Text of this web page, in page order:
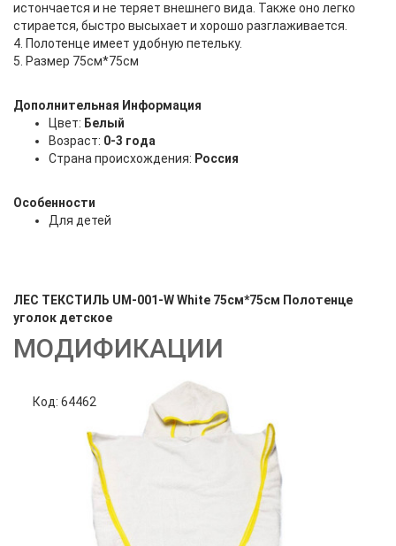
истончается и не теряет внешнего вида. Также оно легко
стирается, быстро высыхает и хорошо разглаживается.
4. Полотенце имеет удобную петельку.
5. Размер 75см*75см
Дополнительная Информация
Цвет: Белый
Возраст: 0-3 года
Страна происхождения: Россия
Особенности
Для детей
ЛЕС ТЕКСТИЛЬ UM-001-W White 75см*75см Полотенце
уголок детское
МОДИФИКАЦИИ
Код: 64462